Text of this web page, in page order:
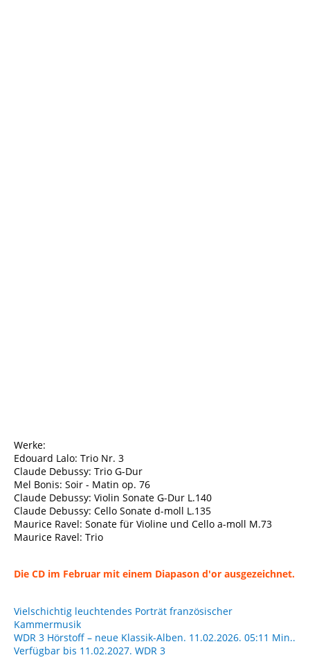
Werke:
Edouard Lalo: Trio Nr. 3
Claude Debussy: Trio G-Dur
Mel Bonis: Soir - Matin op. 76
Claude Debussy: Violin Sonate G-Dur L.140
Claude Debussy: Cello Sonate d-moll L.135
Maurice Ravel: Sonate für Violine und Cello a-moll M.73
Maurice Ravel: Trio
Die CD im Februar mit einem Diapason d'or ausgezeichnet.
Vielschichtig leuchtendes Porträt französischer
Kammermusik
WDR 3 Hörstoff – neue Klassik-Alben. 11.02.2026. 05:11 Min..
Verfügbar bis 11.02.2027. WDR 3